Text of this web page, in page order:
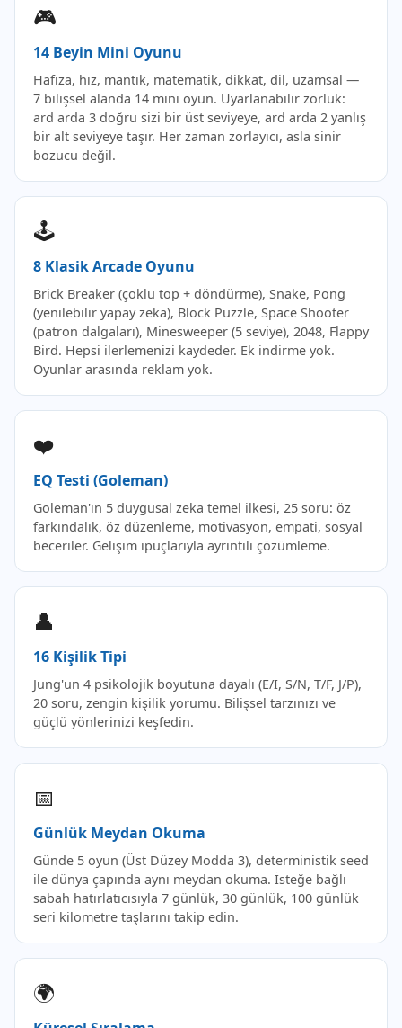
🎮
14 Beyin Mini Oyunu
Hafıza, hız, mantık, matematik, dikkat, dil, uzamsal —
7 bilişsel alanda 14 mini oyun. Uyarlanabilir zorluk:
ard arda 3 doğru sizi bir üst seviyeye, ard arda 2 yanlış
bir alt seviyeye taşır. Her zaman zorlayıcı, asla sinir
bozucu değil.
🕹️
8 Klasik Arcade Oyunu
Brick Breaker (çoklu top + döndürme), Snake, Pong
(yenilebilir yapay zeka), Block Puzzle, Space Shooter
(patron dalgaları), Minesweeper (5 seviye), 2048, Flappy
Bird. Hepsi ilerlemenizi kaydeder. Ek indirme yok.
Oyunlar arasında reklam yok.
❤️
EQ Testi (Goleman)
Goleman'ın 5 duygusal zeka temel ilkesi, 25 soru: öz
farkındalık, öz düzenleme, motivasyon, empati, sosyal
beceriler. Gelişim ipuçlarıyla ayrıntılı çözümleme.
👤
16 Kişilik Tipi
Jung'un 4 psikolojik boyutuna dayalı (E/I, S/N, T/F, J/P),
20 soru, zengin kişilik yorumu. Bilişsel tarzınızı ve
güçlü yönlerinizi keşfedin.
📅
Günlük Meydan Okuma
Günde 5 oyun (Üst Düzey Modda 3), deterministik seed
ile dünya çapında aynı meydan okuma. İsteğe bağlı
sabah hatırlatıcısıyla 7 günlük, 30 günlük, 100 günlük
seri kilometre taşlarını takip edin.
🌍